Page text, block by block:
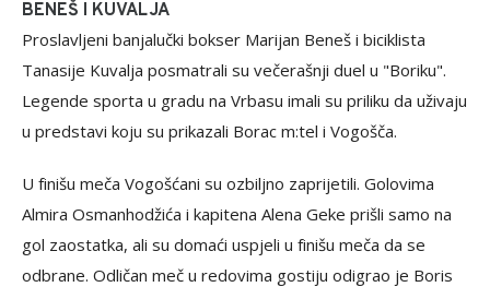
BENEŠ I KUVALJA
Proslavljeni banjalučki bokser Marijan Beneš i biciklista
Tanasije Kuvalja posmatrali su večerašnji duel u "Boriku".
Legende sporta u gradu na Vrbasu imali su priliku da uživaju
u predstavi koju su prikazali Borac m:tel i Vogošča.
U finišu meča Vogošćani su ozbiljno zaprijetili. Golovima
Almira Osmanhodžića i kapitena Alena Geke prišli samo na
gol zaostatka, ali su domaći uspjeli u finišu meča da se
odbrane. Odličan meč u redovima gostiju odigrao je Boris